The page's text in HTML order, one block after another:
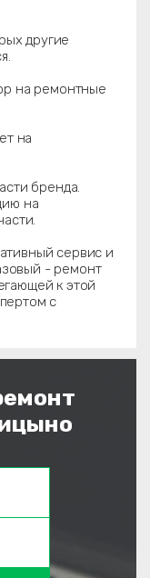
другие
на ремонтные
на
бренда.
на
сервис и
- ремонт
к этой
с